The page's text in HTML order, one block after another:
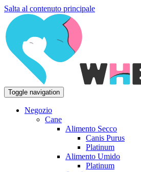
Salta al contenuto principale
Toggle navigation
Negozio
Cane
Alimento Secco
Canis Purus
Platinum
Alimento Umido
Platinum